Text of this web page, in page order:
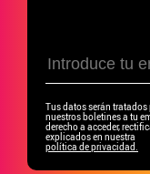
Tus datos serán tratados
nuestros boletines a tu
derecho a acceder,
explicados en nuestra
política de privacidad.